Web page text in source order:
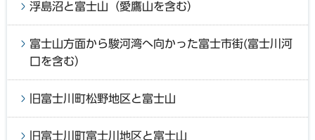
浮島沼と富士山（愛鷹山を含む）
富士山方面から駿河湾へ向かった富士市街(富士川河
口を含む）
旧富士川町松野地区と富士山
旧富士川町富士川地区と富士山